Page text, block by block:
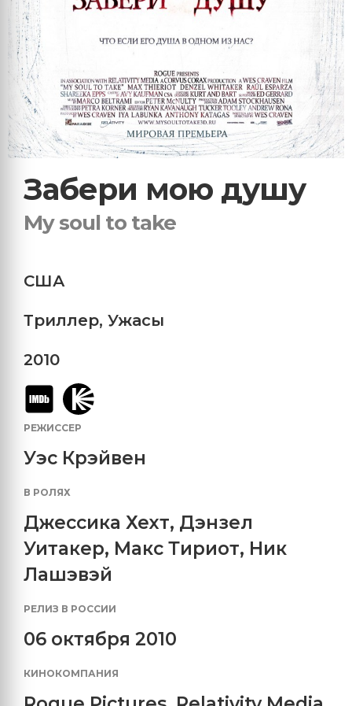
Забери мою душу
My soul to take
США
Триллер, Ужасы
2010
РЕЖИССЕР
Уэс Крэйвен
В РОЛЯХ
Джессика Хехт, Дэнзел
Уитакер, Макс Тириот, Ник
Лашэвэй
РЕЛИЗ В РОССИИ
06 октября 2010
КИНОКОМПАНИЯ